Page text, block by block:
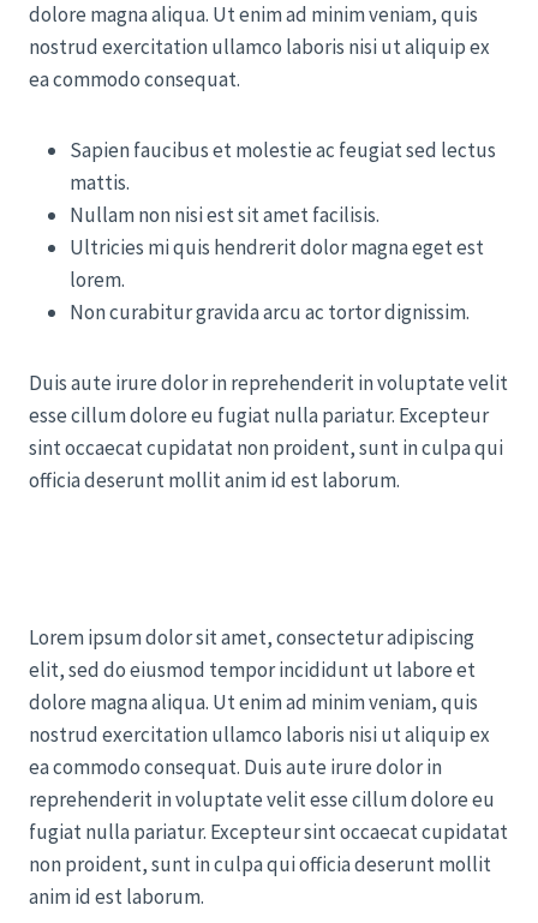
dolore magna aliqua. Ut enim ad minim veniam, quis
nostrud exercitation ullamco laboris nisi ut aliquip ex
ea commodo consequat.
Sapien faucibus et molestie ac feugiat sed lectus
mattis.
Nullam non nisi est sit amet facilisis.
Ultricies mi quis hendrerit dolor magna eget est
lorem.
Non curabitur gravida arcu ac tortor dignissim.
Duis aute irure dolor in reprehenderit in voluptate velit
esse cillum dolore eu fugiat nulla pariatur. Excepteur
sint occaecat cupidatat non proident, sunt in culpa qui
officia deserunt mollit anim id est laborum.
Lorem ipsum dolor sit amet, consectetur adipiscing
elit, sed do eiusmod tempor incididunt ut labore et
dolore magna aliqua. Ut enim ad minim veniam, quis
nostrud exercitation ullamco laboris nisi ut aliquip ex
ea commodo consequat. Duis aute irure dolor in
reprehenderit in voluptate velit esse cillum dolore eu
fugiat nulla pariatur. Excepteur sint occaecat cupidatat
non proident, sunt in culpa qui officia deserunt mollit
anim id est laborum.